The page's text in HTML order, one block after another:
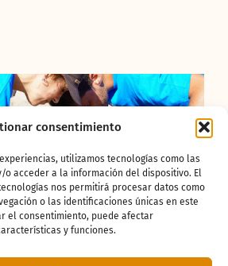
consentimiento
utilizamos tecnologías como las
o acceder a la información del dispositivo. El
nos permitirá procesar datos como
o las identificaciones únicas en este
el consentimiento, puede afectar
y funciones.